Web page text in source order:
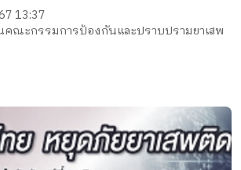
13:37
คณะกรรมการป้องกันและปราบปรามยาเสพ